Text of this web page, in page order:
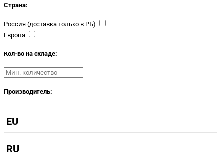
Страна:
Россия (доставка только в РБ)
Европа
Кол-во на складе:
Производитель:
EU
RU